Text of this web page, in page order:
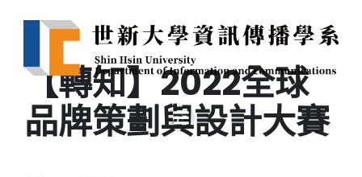
【轉知】2022全球
品牌策劃與設計大賽